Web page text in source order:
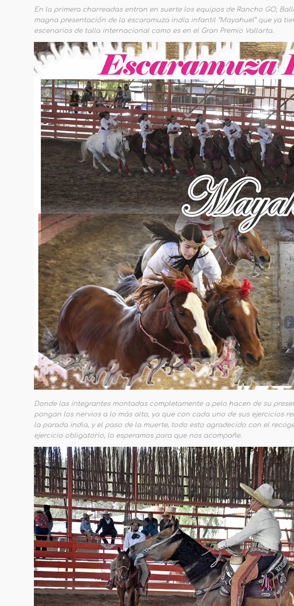
En la primera charreadas entran en suerte los equipos de Rancho GO,
magna presentación de la escaramuza india infantil “Mayahuel” que ya
escenarios de talla internacional como es en el Gran Premio Vallarta.
Donde las integrantes montadas completamente a pelo hacen de su
pongan los nervios a lo más alto, ya que con cada uno de sus ejercicios
la parada india, y el paso de la muerte, todo esto agradecido con el
ejercicio obligatorio, lo esperamos para que nos acompañe.